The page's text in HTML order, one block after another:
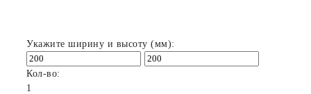
Укажите ширину и высоту (мм):
Кол-во:
1